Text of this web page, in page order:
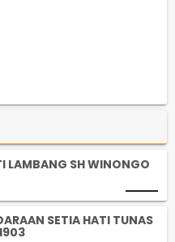
LAMBANG SH WINONGO
SETIA HATI TUNAS